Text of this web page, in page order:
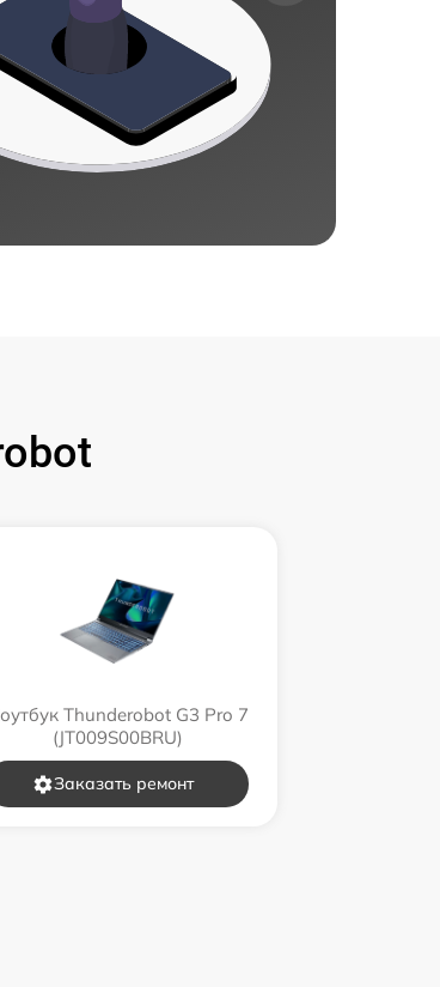
Thunderobot G3 Pro 7
(JT009S00BRU)
Заказать ремонт